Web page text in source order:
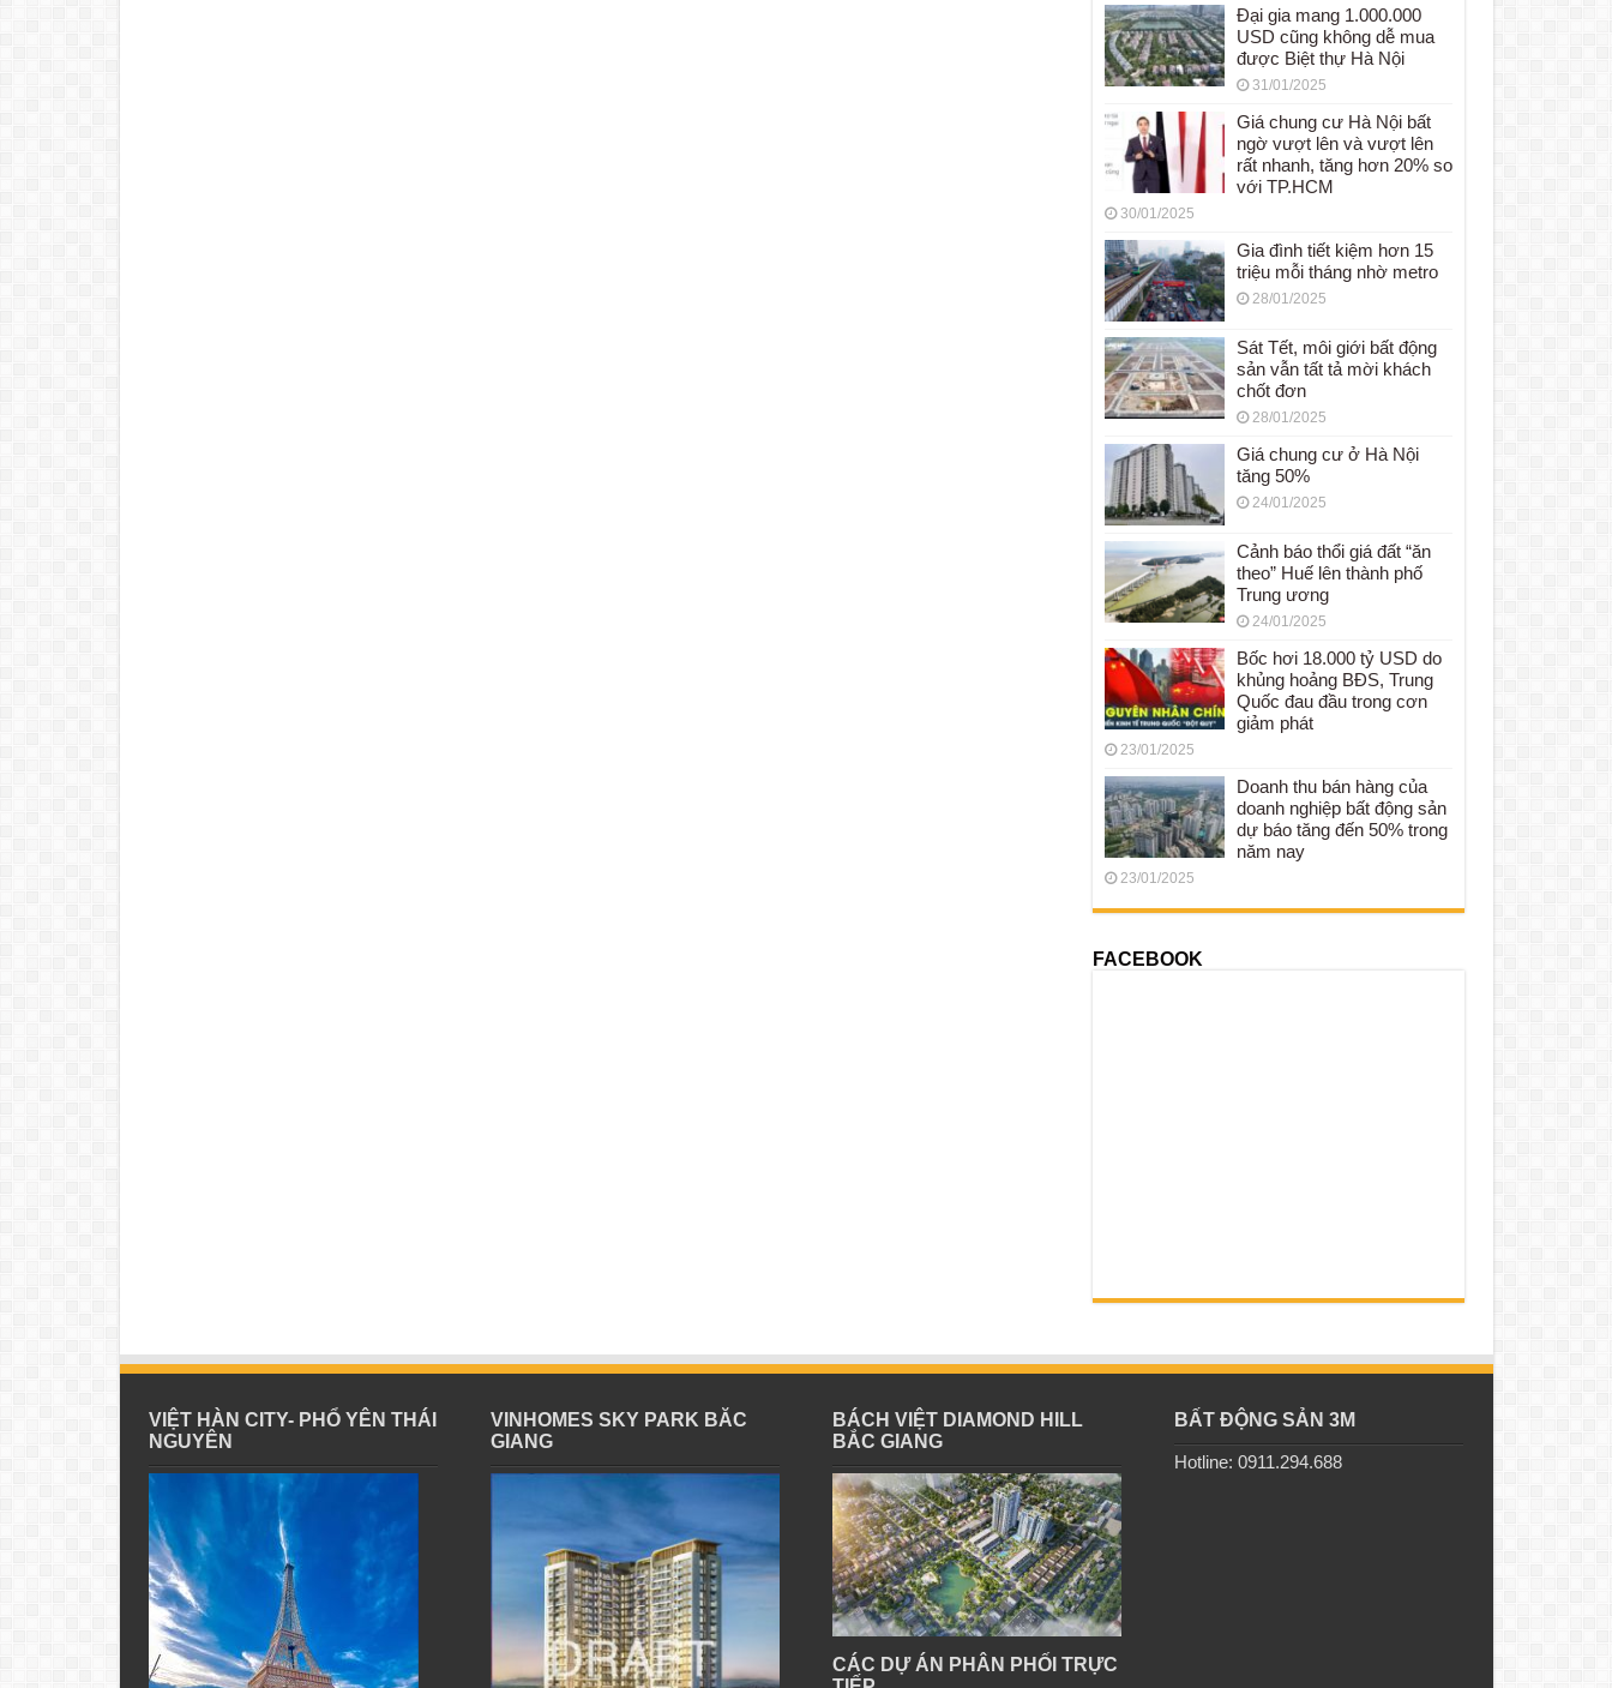
Đại gia mang 1.000.000
USD cũng không dễ mua
được Biệt thự Hà Nội
31/01/2025
Giá chung cư Hà Nội bất
ngờ vượt lên và vượt lên
rất nhanh, tăng hơn 20% so
với TP.HCM
30/01/2025
Gia đình tiết kiệm hơn 15
triệu mỗi tháng nhờ metro
28/01/2025
Sát Tết, môi giới bất động
sản vẫn tất tả mời khách
chốt đơn
28/01/2025
Giá chung cư ở Hà Nội
tăng 50%
24/01/2025
Cảnh báo thổi giá đất “ăn
theo” Huế lên thành phố
Trung ương
24/01/2025
Bốc hơi 18.000 tỷ USD do
khủng hoảng BĐS, Trung
Quốc đau đầu trong cơn
giảm phát
23/01/2025
Doanh thu bán hàng của
doanh nghiệp bất động sản
dự báo tăng đến 50% trong
năm nay
23/01/2025
FACEBOOK
VIỆT HÀN CITY- PHỔ YÊN THÁI
NGUYÊN
VINHOMES SKY PARK BĂC
GIANG
BÁCH VIỆT DIAMOND HILL
BẮC GIANG
CÁC DỰ ÁN PHÂN PHỐI TRỰC
BẤT ĐỘNG SẢN 3M
Hotline: 0911.294.688